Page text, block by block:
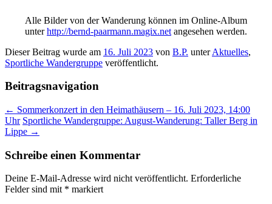
Alle Bilder von der Wanderung können im Online-Album
unterhttp://bernd-paarmann.magix.net angesehen werden.
Dieser Beitrag wurde am 16. Juli 2023 von B.P. unterAktuelles,
Sportliche Wandergruppe veröffentlicht.
Beitragsnavigation
← Sommerkonzert in den Heimathäusern – 16. Juli 2023, 14:00
Uhr Sportliche Wandergruppe: August-Wanderung: Taller Berg in
Lippe →
Schreibe einen Kommentar
Deine E-Mail-Adresse wird nicht veröffentlicht. Erforderliche
Felder sind mit * markiert